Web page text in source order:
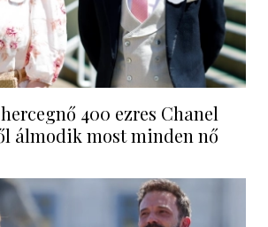
400 ezres Chanel
álmodik most minden nő